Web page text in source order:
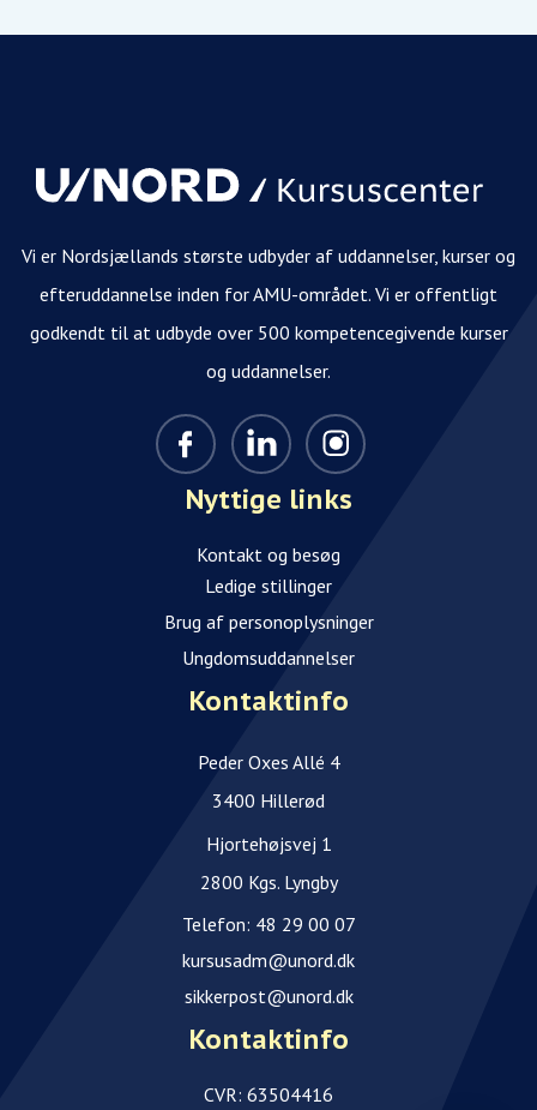
Vi er Nordsjællands største udbyder af uddannelser, kurser og
efteruddannelse inden for AMU-området. Vi er offentligt
godkendt til at udbyde over 500 kompetencegivende kurser
og uddannelser.
Nyttige links
Kontakt og besøg
Ledige stillinger
Brug af personoplysninger
Ungdomsuddannelser
Kontaktinfo
Peder Oxes Allé 4
3400 Hillerød
Hjortehøjsvej 1
2800 Kgs. Lyngby
Telefon: 48 29 00 07
kursusadm@unord.dk
sikkerpost@unord.dk
Kontaktinfo
CVR: 63504416